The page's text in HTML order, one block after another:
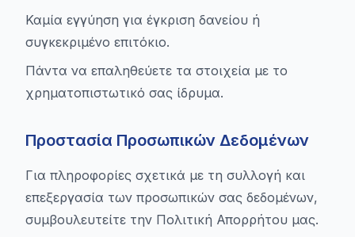
Καμία εγγύηση για έγκριση δανείου ή
συγκεκριμένο επιτόκιο.
Πάντα να επαληθεύετε τα στοιχεία με το
χρηματοπιστωτικό σας ίδρυμα.
Προστασία Προσωπικών Δεδομένων
Για πληροφορίες σχετικά με τη συλλογή και
επεξεργασία των προσωπικών σας δεδομένων,
συμβουλευτείτε την Πολιτική Απορρήτου μας.